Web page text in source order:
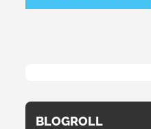
BLOGROLL